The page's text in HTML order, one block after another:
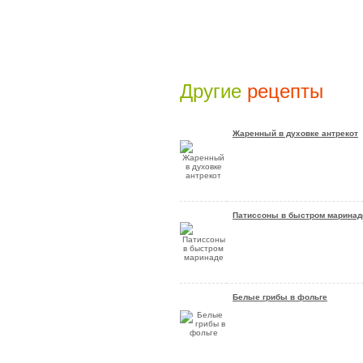
Другие рецепты
Жаренный в духовке антрекот
Патиссоны в быстром
Белые грибы в фольге